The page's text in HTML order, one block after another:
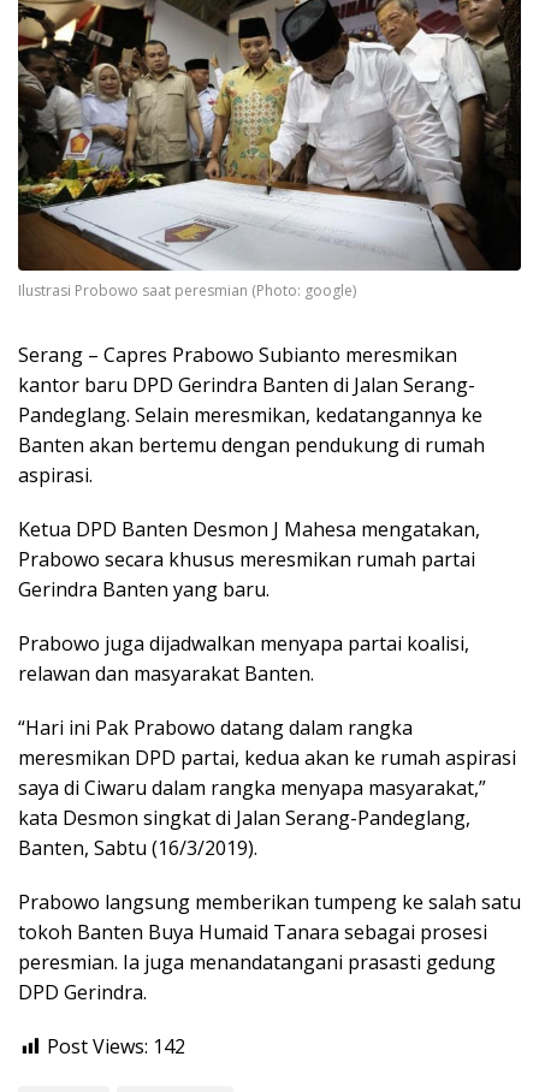
Ilustrasi Probowo saat peresmian (Photo: google)
Serang – Capres Prabowo Subianto meresmikan
kantor baru DPD Gerindra Banten di Jalan Serang-
Pandeglang. Selain meresmikan, kedatangannya ke
Banten akan bertemu dengan pendukung di rumah
aspirasi.
Ketua DPD Banten Desmon J Mahesa mengatakan,
Prabowo secara khusus meresmikan rumah partai
Gerindra Banten yang baru.
Prabowo juga dijadwalkan menyapa partai koalisi,
relawan dan masyarakat Banten.
“Hari ini Pak Prabowo datang dalam rangka
meresmikan DPD partai, kedua akan ke rumah aspirasi
saya di Ciwaru dalam rangka menyapa masyarakat,”
kata Desmon singkat di Jalan Serang-Pandeglang,
Banten, Sabtu (16/3/2019).
Prabowo langsung memberikan tumpeng ke salah satu
tokoh Banten Buya Humaid Tanara sebagai prosesi
peresmian. Ia juga menandatangani prasasti gedung
DPD Gerindra.
Post Views: 142